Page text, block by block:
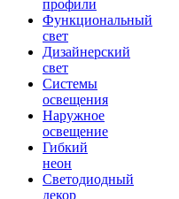
профили
Функциональный
свет
Дизайнерский
свет
Системы
освещения
Наружное
освещение
Гибкий
неон
Светодиодный
декор